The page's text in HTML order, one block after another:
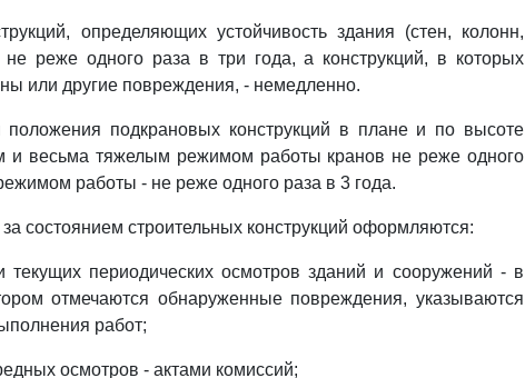
определяющих устойчивость здания (стен, колонн,
реже одного раза в три года, а конструкций, в которых
или другие повреждения, - немедленно.
положения подкрановых конструкций в плане и по высоте
и весьма тяжелым режимом работы кранов не реже одного
работы - не реже одного раза в 3 года.
состоянием строительных конструкций оформляются:
текущих периодических осмотров зданий и сооружений - в
отмечаются обнаруженные повреждения, указываются
работ;
осмотров - актами комиссий;